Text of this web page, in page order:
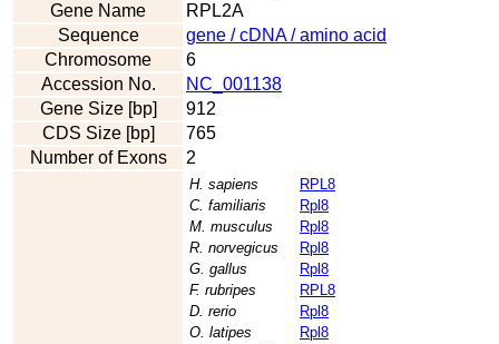
Gene Name
RPL2A
Sequence
gene / cDNA / amino acid
Chromosome
6
Accession No.
NC_001138
Gene Size [bp]
912
CDS Size [bp]
765
Number of Exons
2
H. sapiens
RPL8
C. familiaris
Rpl8
M. musculus
Rpl8
R. norvegicus
Rpl8
G. gallus
Rpl8
F. rubripes
RPL8
D. rerio
Rpl8
O. latipes
Rpl8